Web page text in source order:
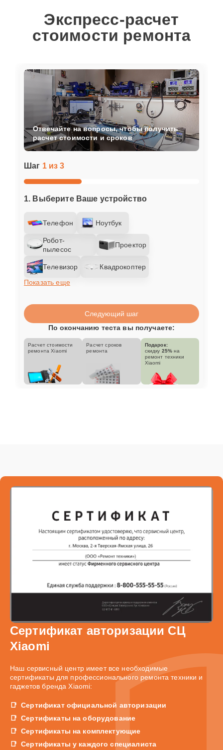
Экспресс-расчет
стоимости ремонта
Шаг 1 из 3
1. Выберите Ваше устройство
Телефон Ноутбук
Робот-
пылесос
Проектор
Телевизор
Квадрокоптер
Показать еще
Отвечайте на вопросы, чтобы получить
расчет стоимости и сроков
Следующий шаг
По окончанию теста вы получаете:
Расчет стоимости
ремонта Xiaomi
Расчет сроков
ремонта
Подарок:
скидку 25% на
ремонт техники
Xiaomi
Сертификат авторизации СЦ
Xiaomi
Наш сервисный центр имеет все необходимые
сертификаты для профессионального ремонта техники и
гаджетов бренда Xiaomi:
Сертификат официальной авторизации
Сертификаты на оборудование
Сертификаты на комплектующие
Сертификаты у каждого специалиста